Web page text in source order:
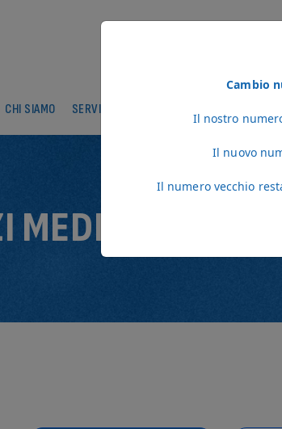
Cambio
Il nostro
Il nuovo
Il numero vecchio
CHI SIAMO SERVIZI MEDICI